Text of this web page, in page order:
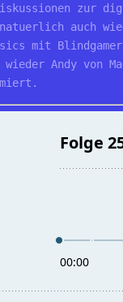
zur
auch
mit
wieder Andy von